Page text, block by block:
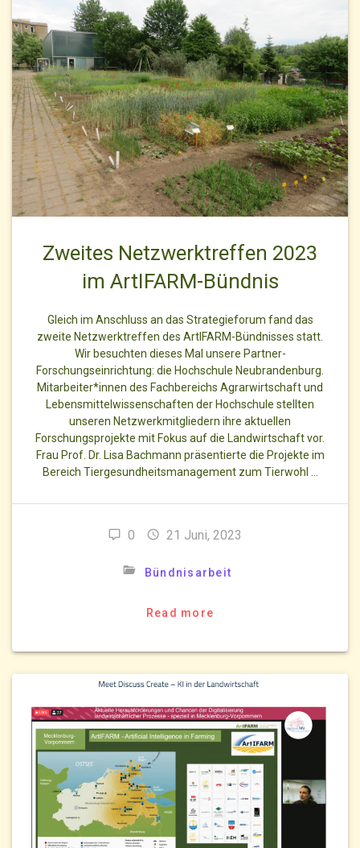
Zweites Netzwerktreffen 2023
im ArtIFARM-Bündnis
Gleich im Anschluss an das Strategieforum fand das
zweite Netzwerktreffen des ArtIFARM-Bündnisses statt.
Wir besuchten dieses Mal unsere Partner-
Forschungseinrichtung: die Hochschule Neubrandenburg.
Mitarbeiter*innen des Fachbereichs Agrarwirtschaft und
Lebensmittelwissenschaften der Hochschule stellten
unseren Netzwerkmitgliedern ihre aktuellen
Forschungsprojekte mit Fokus auf die Landwirtschaft vor.
Frau Prof. Dr. Lisa Bachmann präsentierte die Projekte im
Bereich Tiergesundheitsmanagement zum Tierwohl …
0 21 Juni, 2023
Bündnisarbeit
Read more